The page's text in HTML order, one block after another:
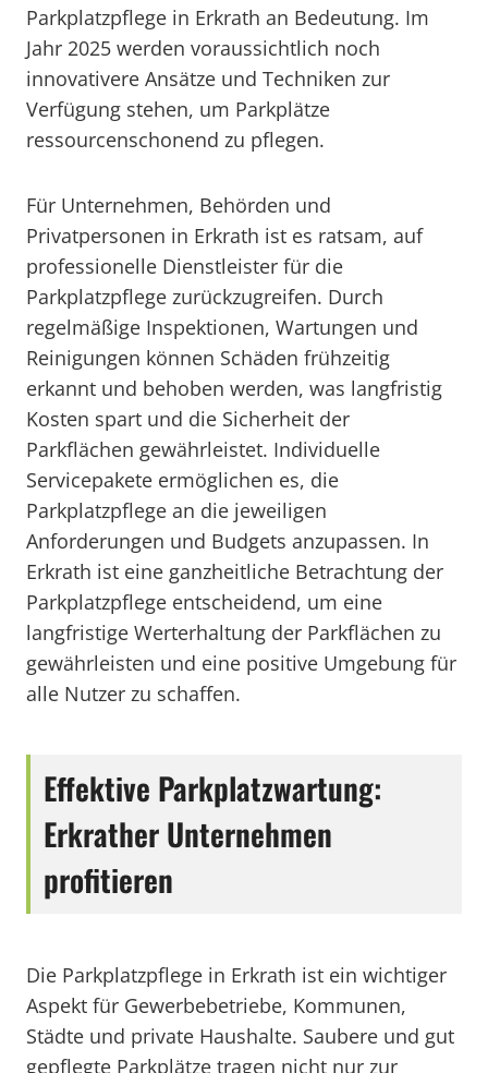
Parkplatzpflege in Erkrath an Bedeutung. Im
Jahr 2025 werden voraussichtlich noch
innovativere Ansätze und Techniken zur
Verfügung stehen, um Parkplätze
ressourcenschonend zu pflegen.
Für Unternehmen, Behörden und
Privatpersonen in Erkrath ist es ratsam, auf
professionelle Dienstleister für die
Parkplatzpflege zurückzugreifen. Durch
regelmäßige Inspektionen, Wartungen und
Reinigungen können Schäden frühzeitig
erkannt und behoben werden, was langfristig
Kosten spart und die Sicherheit der
Parkflächen gewährleistet. Individuelle
Servicepakete ermöglichen es, die
Parkplatzpflege an die jeweiligen
Anforderungen und Budgets anzupassen. In
Erkrath ist eine ganzheitliche Betrachtung der
Parkplatzpflege entscheidend, um eine
langfristige Werterhaltung der Parkflächen zu
gewährleisten und eine positive Umgebung für
alle Nutzer zu schaffen.
Effektive Parkplatzwartung:
Erkrather Unternehmen
profitieren
Die Parkplatzpflege in Erkrath ist ein wichtiger
Aspekt für Gewerbebetriebe, Kommunen,
Städte und private Haushalte. Saubere und gut
gepflegte Parkplätze tragen nicht nur zur